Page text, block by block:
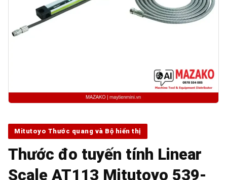
Mitutoyo Thước quang và Bộ hiển thị
Thước đo tuyến tính Linear
Scale AT113 Mitutoyo 539-